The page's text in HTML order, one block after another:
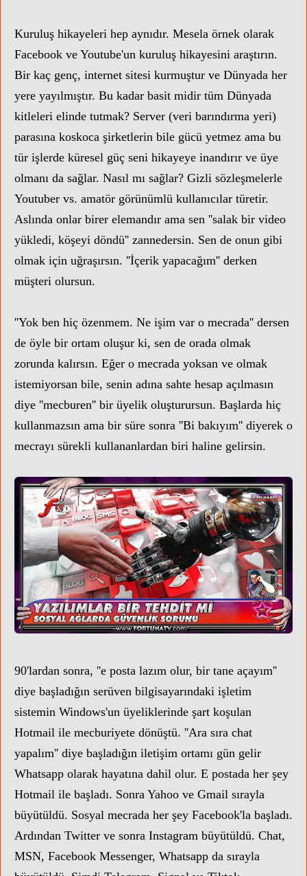
Kuruluş hikayeleri hep aynıdır. Mesela örnek olarak
Facebook ve Youtube'un kuruluş hikayesini araştırın.
Bir kaç genç, internet sitesi kurmuştur ve Dünyada her
yere yayılmıştır. Bu kadar basit midir tüm Dünyada
kitleleri elinde tutmak? Server (veri barındırma yeri)
parasına koskoca şirketlerin bile gücü yetmez ama bu
tür işlerde küresel güç seni hikayeye inandırır ve üye
olmanı da sağlar. Nasıl mı sağlar? Gizli sözleşmelerle
Youtuber vs. amatör görünümlü kullanıcılar türetir.
Aslında onlar birer elemandır ama sen ''salak bir video
yükledi, köşeyi döndü'' zannedersin. Sen de onun gibi
olmak için uğraşırsın. ''İçerik yapacağım'' derken
müşteri olursun.
''Yok ben hiç özenmem. Ne işim var o mecrada'' dersen
de öyle bir ortam oluşur ki, sen de orada olmak
zorunda kalırsın. Eğer o mecrada yoksan ve olmak
istemiyorsan bile, senin adına sahte hesap açılmasın
diye ''mecburen'' bir üyelik oluşturursun. Başlarda hiç
kullanmazsın ama bir süre sonra ''Bi bakıyım'' diyerek o
mecrayı sürekli kullananlardan biri haline gelirsin.
90'lardan sonra, ''e posta lazım olur, bir tane açayım''
diye başladığın serüven bilgisayarındaki işletim
sistemin Windows'un üyeliklerinde şart koşulan
Hotmail ile mecburiyete dönüştü. ''Ara sıra chat
yapalım'' diye başladığın iletişim ortamı gün gelir
Whatsapp olarak hayatına dahil olur. E postada her şey
Hotmail ile başladı. Sonra Yahoo ve Gmail sırayla
büyütüldü. Sosyal mecrada her şey Facebook'la başladı.
Ardından Twitter ve sonra Instagram büyütüldü. Chat,
MSN, Facebook Messenger, Whatsapp da sırayla